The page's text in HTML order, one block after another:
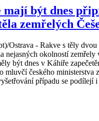
mají být dnes
zemřelých
Ostrava - Rakve s těly
nejasných okolností zemřely
být dnes v Káhiře
mluvčí českého ministerstva
případu se podílejí i